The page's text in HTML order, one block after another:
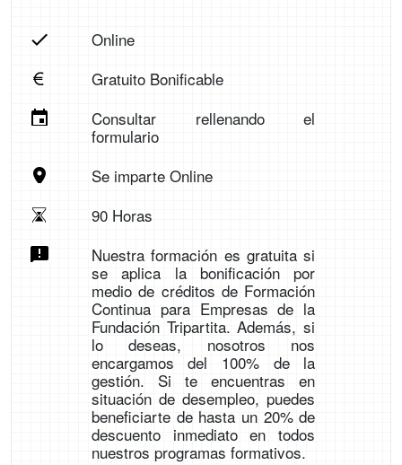
Online
Gratuito Bonificable
Consultar rellenando el
formulario
Se imparte Online
90 Horas
Nuestra formación es gratuita si
se aplica la bonificación por
medio de créditos de Formación
Continua para Empresas de la
Fundación Tripartita. Además, si
lo deseas, nosotros nos
encargamos del 100% de la
gestión. Si te encuentras en
situación de desempleo, puedes
beneficiarte de hasta un 20% de
descuento inmediato en todos
nuestros programas formativos.